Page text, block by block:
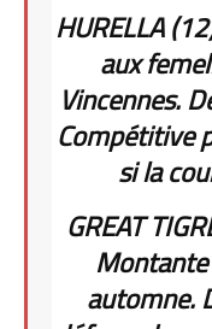
HURELLA
aux
Vincennes.
Compétitive
si la
GREAT
automne.